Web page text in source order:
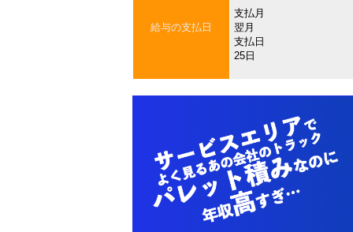
給与の支払日
支払月
翌月
支払日
25日